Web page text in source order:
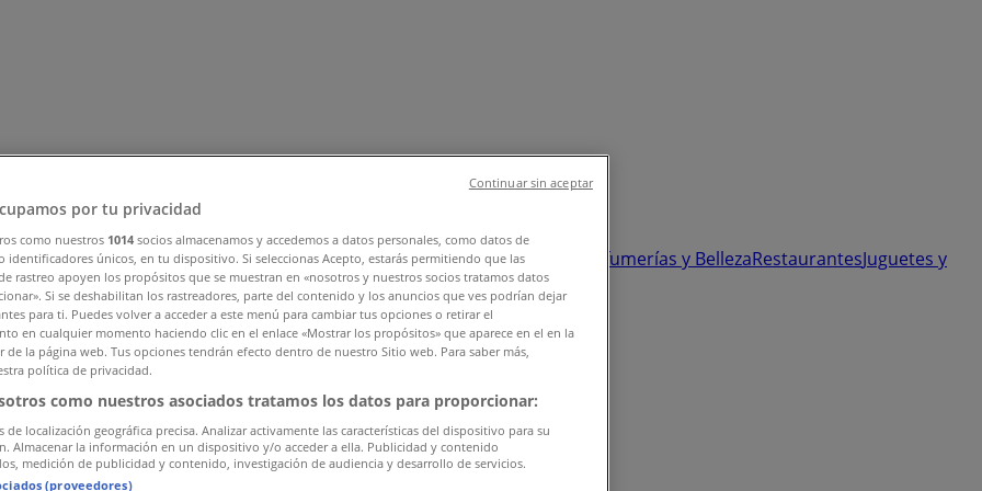
y MueblesInformática y ElectrónicaFarmacias, Droguerías y Ópticas Perfumerías y BellezaRestaurantesJuguetes y
Libros y CineViajesBancos y Seguros
por tu privacidad
como nuestros 1014 socios almacenamos y accedemos a datos personales, como datos de
identificadores únicos, en tu dispositivo. Si seleccionas Acepto, estarás permitiendo que las
rastreo apoyen los propósitos que se muestran en «nosotros y nuestros socios tratamos datos
Si se deshabilitan los rastreadores, parte del contenido y los anuncios que ves podrían dejar
para ti. Puedes volver a acceder a este menú para cambiar tus opciones o retirar el
en cualquier momento haciendo clic en el enlace «Mostrar los propósitos» que aparece en el en la
de la página web. Tus opciones tendrán efecto dentro de nuestro Sitio web. Para saber más,
política de privacidad.
como nuestros asociados tratamos los datos para proporcionar:
de localización geográfica precisa. Analizar activamente las características del dispositivo para su
Almacenar la información en un dispositivo y/o acceder a ella. Publicidad y contenido
medición de publicidad y contenido, investigación de audiencia y desarrollo de servicios.
(proveedores)
Continuar sin aceptar